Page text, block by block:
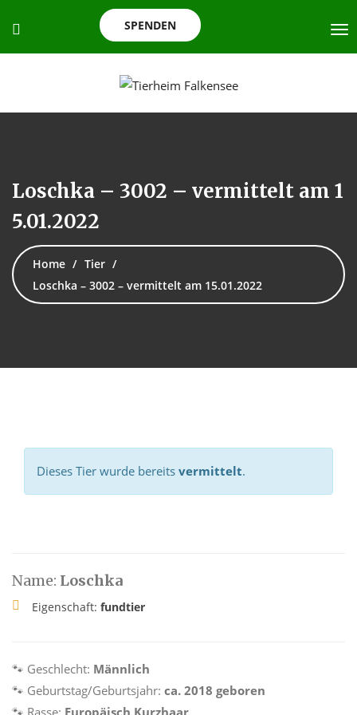
SPENDEN
Loschka – 3002 – vermittelt am 1
5.01.2022
Home
Tier
Loschka – 3002 – vermittelt am 15.01.2022
Dieses Tier wurde bereits vermittelt.
Name: Loschka
Eigenschaft: fundtier
🐾 Geschlecht: Männlich
🐾 Geburtstag/Geburtsjahr: ca. 2018 geboren